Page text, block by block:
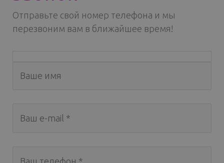
Отправьте свой номер телефона и мы
перезвоним вам в ближайшее время!